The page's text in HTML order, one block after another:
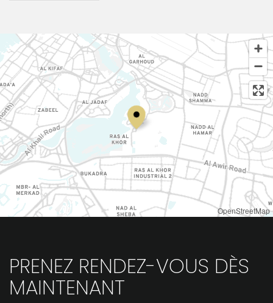
OpenStreetMap
PRENEZ RENDEZ-VOUS DÈS
MAINTENANT